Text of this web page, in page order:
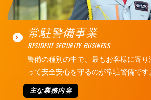
常駐警備事業
RESIDENT SECURITY BUSINESS
警備の種別の中で、最もお客様に寄
って安全安心を守るのが常駐警備です
主な業務内容